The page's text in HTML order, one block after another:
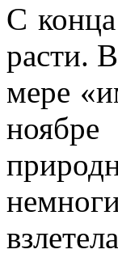
С
расти.
мере